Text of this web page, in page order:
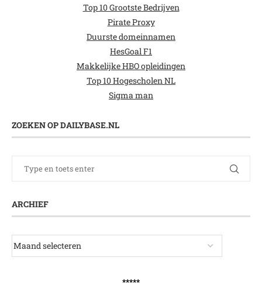
Top 10 Grootste Bedrijven
Pirate Proxy
Duurste domeinnamen
HesGoal F1
Makkelijke HBO opleidingen
Top 10 Hogescholen NL
Sigma man
ZOEKEN OP DAILYBASE.NL
ARCHIEF
*****